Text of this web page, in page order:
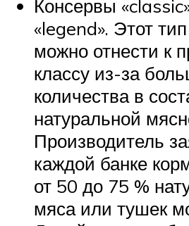
Консервы
«legend». Этот
можно отнести к
классу из-за
количества в
натуральной
Производитель
каждой банке
от 50 до 75 %
мяса или тушек